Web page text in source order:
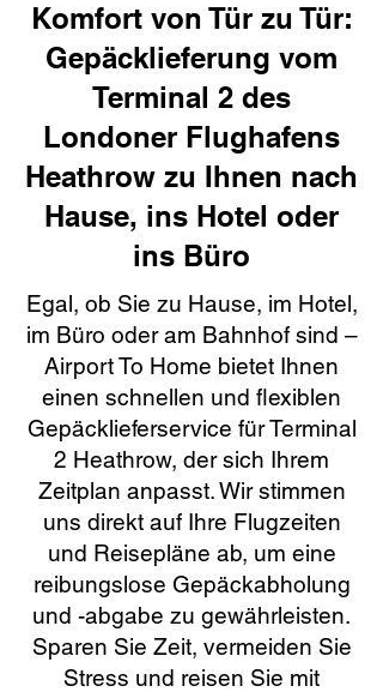
Komfort von Tür zu Tür:
Gepäcklieferung vom
Terminal 2 des
Londoner Flughafens
Heathrow zu Ihnen nach
Hause, ins Hotel oder
ins Büro
Egal, ob Sie zu Hause, im Hotel,
im Büro oder am Bahnhof sind –
Airport To Home bietet Ihnen
einen schnellen und flexiblen
Gepäcklieferservice für Terminal
2 Heathrow, der sich Ihrem
Zeitplan anpasst. Wir stimmen
uns direkt auf Ihre Flugzeiten
und Reisepläne ab, um eine
reibungslose Gepäckabholung
und -abgabe zu gewährleisten.
Sparen Sie Zeit, vermeiden Sie
Stress und reisen Sie mit